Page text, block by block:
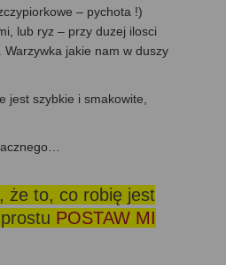
– pychota !)
lub ryz – przy duzej ilosci
jakie nam w duszy
jest szybkie i smakowite,
że to, co robię jest
POSTAW MI